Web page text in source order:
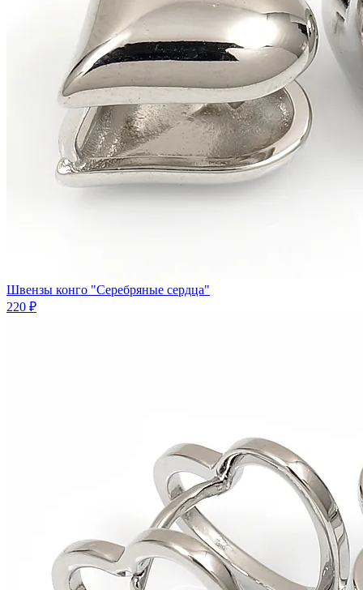
Швензы конго "Серебряные сердца"
220 ₽